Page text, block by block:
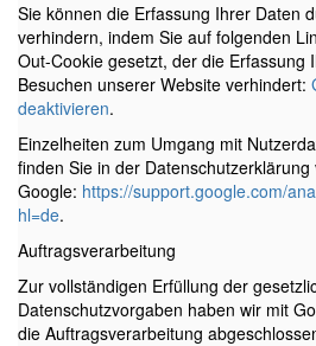
Sie können die Erfassung Ihrer Daten
verhindern, indem Sie auf folgenden
Out-Cookie gesetzt, der die Erfassung
Besuchen unserer Website verhindert:
deaktivieren.
Einzelheiten zum Umgang mit
finden Sie in der Datenschutzerklärung
Google: https://support.google.com/
hl=de.
Auftragsverarbeitung
Zur vollständigen Erfüllung der
Datenschutzvorgaben haben wir mit
die Auftragsverarbeitung